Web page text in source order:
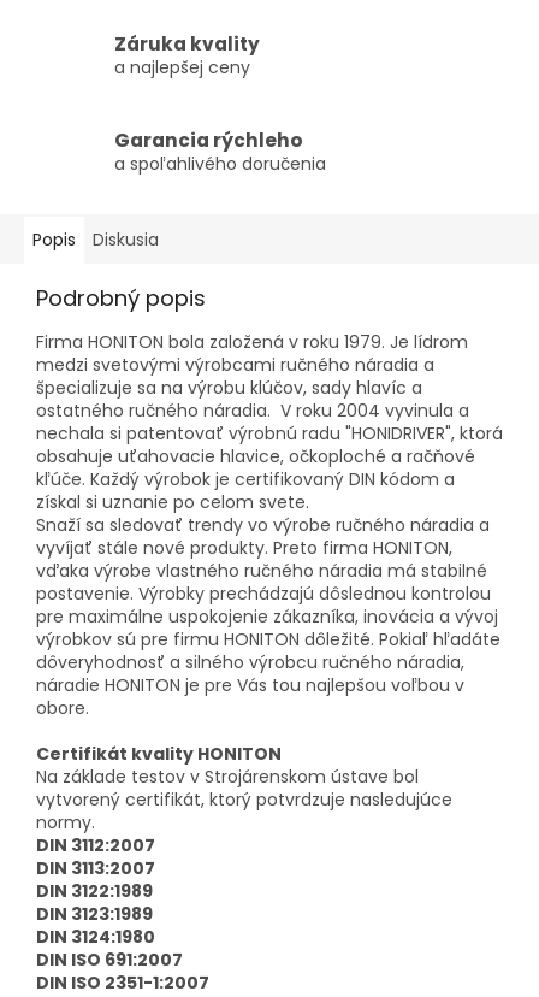
Záruka kvality
a najlepšej ceny
Garancia rýchleho
a spoľahlivého doručenia
Popis Diskusia
Podrobný popis
Firma HONITON bola založená v roku 1979. Je lídrom
medzi svetovými výrobcami ručného náradia a
špecializuje sa na výrobu klúčov, sady hlavíc a
ostatného ručného náradia. V roku 2004 vyvinula a
nechala si patentovať výrobnú radu "HONIDRIVER", ktorá
obsahuje uťahovacie hlavice, očkoploché a račňové
kľúče. Každý výrobok je certifikovaný DIN kódom a
získal si uznanie po celom svete.
Snaží sa sledovať trendy vo výrobe ručného náradia a
vyvíjať stále nové produkty. Preto firma HONITON,
vďaka výrobe vlastného ručného náradia má stabilné
postavenie. Výrobky prechádzajú dôslednou kontrolou
pre maximálne uspokojenie zákazníka, inovácia a vývoj
výrobkov sú pre firmu HONITON dôležité. Pokiaľ hľadáte
dôveryhodnosť a silného výrobcu ručného náradia,
náradie HONITON je pre Vás tou najlepšou voľbou v
obore.
Certifikát kvality HONITON
Na základe testov v Strojárenskom ústave bol
vytvorený certifikát, ktorý potvrdzuje nasledujúce
normy.
DIN 3112:2007
DIN 3113:2007
DIN 3122:1989
DIN 3123:1989
DIN 3124:1980
DIN ISO 691:2007
DIN ISO 2351-1:2007